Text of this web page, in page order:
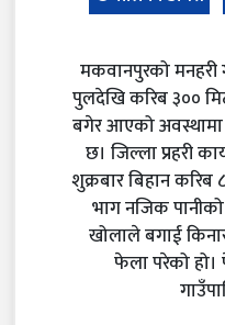
मकवानपुरको मनहरी
पुलदेखि करिब ३००
बगेर आएको
छ। जिल्ला प्रहरी
शुक्रबार बिहान करिब
भाग नजिक
खोलाले बगाई
फेला परेको